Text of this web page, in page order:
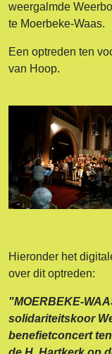
weergalmde
te Moerbeke-Waas.
Een optreden ten
van Hoop.
Hieronder het
over dit optreden:
"MOERBEKE-
solidariteitskoor
benefietconcert